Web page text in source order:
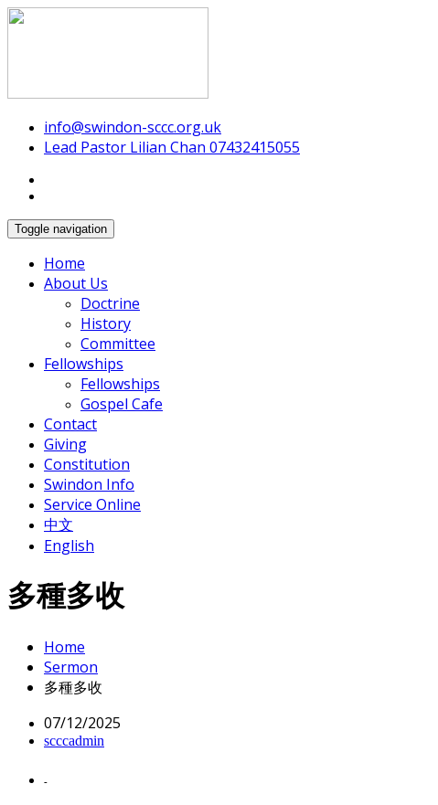
Swindon Chinese Christian Church
info@swindon-sccc.org.uk
Lead Pastor Lilian Chan 07432415055
Toggle navigation
Home
About Us
Doctrine
History
Committee
Fellowships
Fellowships
Gospel Cafe
Contact
Giving
Constitution
Swindon Info
Service Online
中文
English
多種多收
Home
Sermon
多種多收
07/12/2025
scccadmin
-